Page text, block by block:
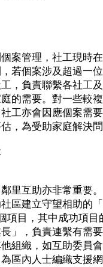
管理，社工現時在
若個案涉及超過一
，負責聯繫各社工
的需要。對一些較
工亦會因應個案需
，為受助家庭解決
互助亦非常重要。
區建立守望相助的
項目，其中成功項
」，負責連繫有需
組織，如互助委員
區內人士編織支援